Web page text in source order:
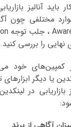
باید آنالیز
مختلفی چون
را بررسی کنید.
کمپین‌های خود
یا دیگر
بازاریابی در